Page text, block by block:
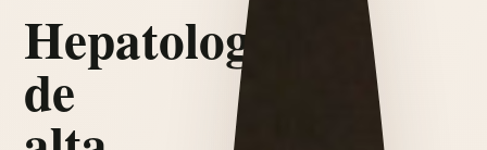
Hepatologia
de